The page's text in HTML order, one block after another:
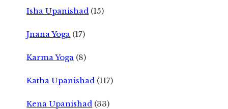
Isha Upanishad (15)
Jnana Yoga (17)
Karma Yoga (8)
Katha Upanishad (117)
Kena Upanishad (33)